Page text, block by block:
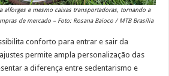
alforges e mesmo caixas transportadoras, tornando a
de mercado – Foto: Rosana Baioco / MTB Brasília
conforto para entrar e sair da
permite ampla personalização das
a diferença entre sedentarismo e